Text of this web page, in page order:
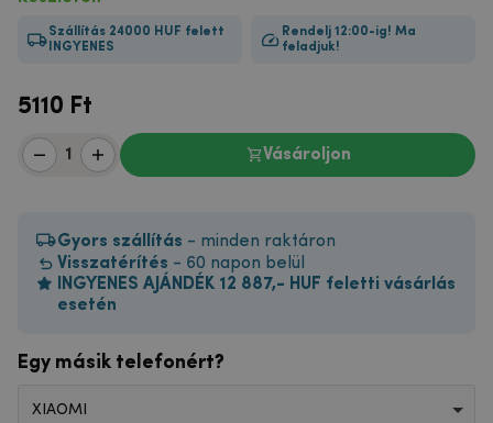
Szállítás 24000 HUF felett
INGYENES
Rendelj 12:00-ig! Ma
feladjuk!
5110 Ft
Vásároljon
Gyors szállítás - minden raktáron
Visszatérítés - 60 napon belül
INGYENES AJÁNDÉK 12 887,- HUF feletti vásárlás
esetén
Egy másik telefonért?
XIAOMI